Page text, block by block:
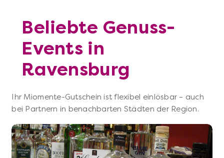
Beliebte Genuss-
Events in
Ravensburg
Ihr Miomente-Gutschein ist flexibel einlösbar – auch
bei Partnern in benachbarten Städten der Region.